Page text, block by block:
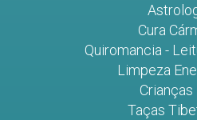
Cura
Quiromancia -
Limpeza
Crianças
Taças